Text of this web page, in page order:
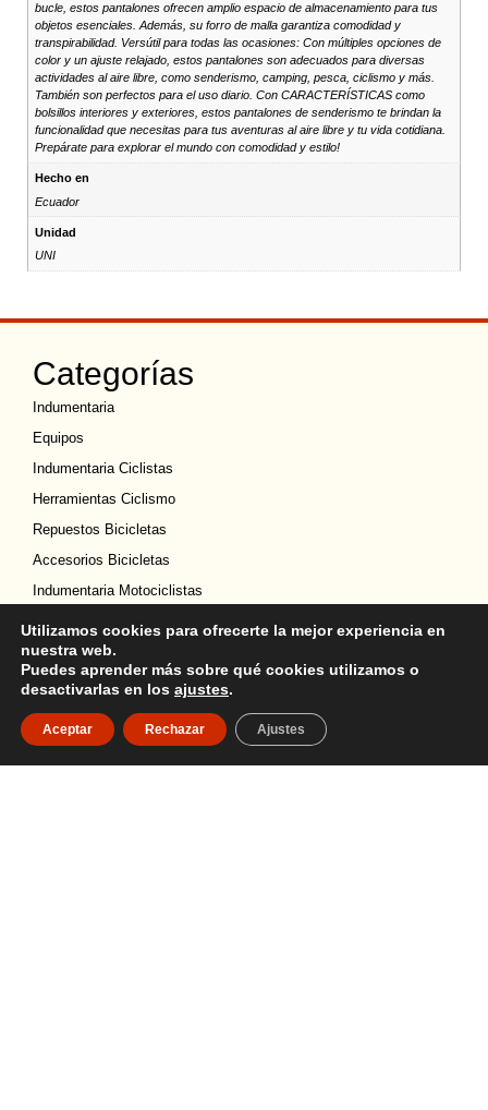
bucle, estos pantalones ofrecen amplio espacio de almacenamiento para tus
objetos esenciales. Además, su forro de malla garantiza comodidad y
transpirabilidad. Versútil para todas las ocasiones: Con múltiples opciones de
color y un ajuste relajado, estos pantalones son adecuados para diversas
actividades al aire libre, como senderismo, camping, pesca, ciclismo y más.
También son perfectos para el uso diario. Con CARACTERÍSTICAS como
bolsillos interiores y exteriores, estos pantalones de senderismo te brindan la
funcionalidad que necesitas para tus aventuras al aire libre y tu vida cotidiana.
Prepárate para explorar el mundo con comodidad y estilo!
Hecho en
Ecuador
Unidad
UNI
Categorías
Indumentaria
Equipos
Indumentaria Ciclistas
Herramientas Ciclismo
Repuestos Bicicletas
Accesorios Bicicletas
Indumentaria Motociclistas
Legal
Política de privacidad
Términos y condiciones
Política de Cookies
Utilizamos cookies para ofrecerte la mejor experiencia en
nuestra web.
Puedes aprender más sobre qué cookies utilizamos o
desactivarlas en los ajustes.
Aceptar Rechazar Ajustes